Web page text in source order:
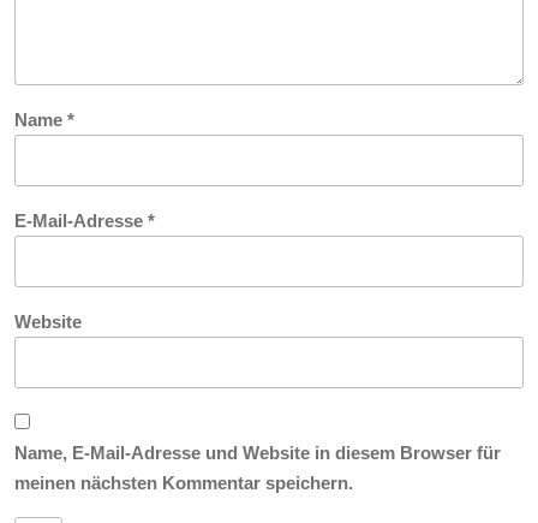
Name *
E-Mail-Adresse *
Website
Name, E-Mail-Adresse und Website in diesem Browser für
meinen nächsten Kommentar speichern.